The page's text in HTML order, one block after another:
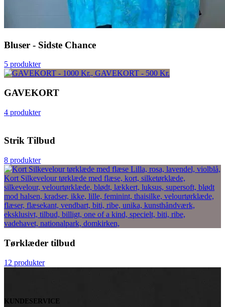
Bluser - Sidste Chance
5 produkter
GAVEKORT
4 produkter
Strik Tilbud
8 produkter
Tørklæder tilbud
12 produkter
KUNDESERVICE